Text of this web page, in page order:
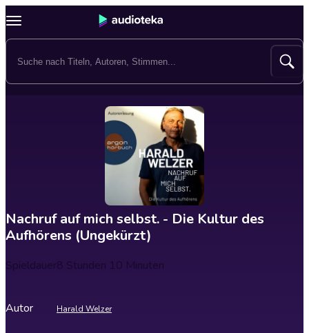
Nachruf auf mich selbst. - Die Kultur des
Aufhörens (Ungekürzt)
Spieldauer8 Stunden 10 Minuten
Autor Harald Welzer